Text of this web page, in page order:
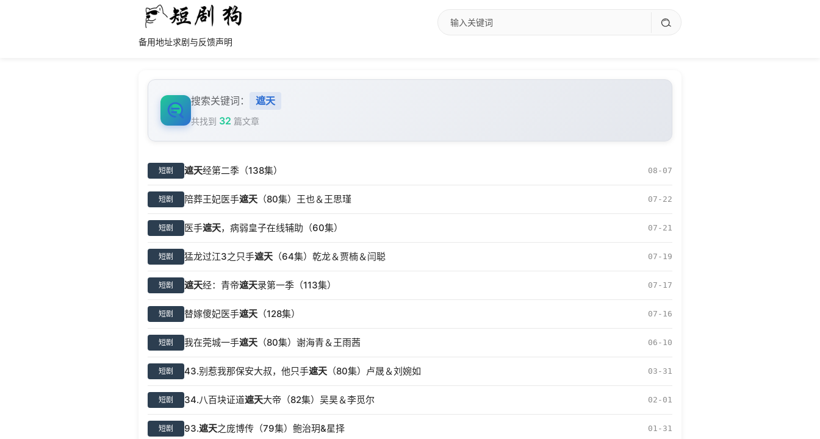
备用地址求剧与反馈声明
搜索关键词： 遮天
共找到 32 篇文章
短剧 遮天经第二季（138集） 08-07
短剧 陪葬王妃医手遮天 （80集）王也＆王思瑾 07-22
短剧 医手遮天，病弱皇子在线辅助（60集） 07-21
短剧 猛龙过江3之只手遮天 （64集）乾龙＆贾楠＆闫聪 07-19
短剧 遮天经：青帝遮天录第一季（113集） 07-17
短剧 替嫁傻妃医手遮天 （128集） 07-16
短剧 我在莞城一手遮天 （80集）谢海青＆王雨茜 06-10
短剧 43.别惹我那保安大叔，他只手遮天 （80集）卢晟＆刘婉如 03-31
短剧 34.八百块证道遮天大帝（82集）吴昊＆李觅尔 02-01
短剧 93.遮天之庞博传（79集）鲍治玥&星择 01-31